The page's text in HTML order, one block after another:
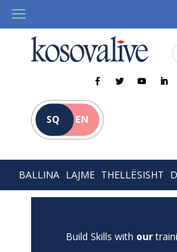
SQ EN
BALLINA LAJME THELLËSISHT
Build Skills with our